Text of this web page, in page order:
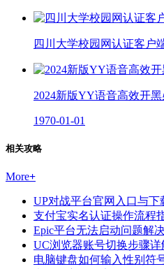
四川大学校园网认证客户
2024新版YY语音高效开
1970-01-01
相关攻略
More+
UP对战平台官网入口与下
支付宝实名认证操作流程
Epic平台无法启动问题解
UC浏览器账号切换步骤
电脑键盘如何输入性别符